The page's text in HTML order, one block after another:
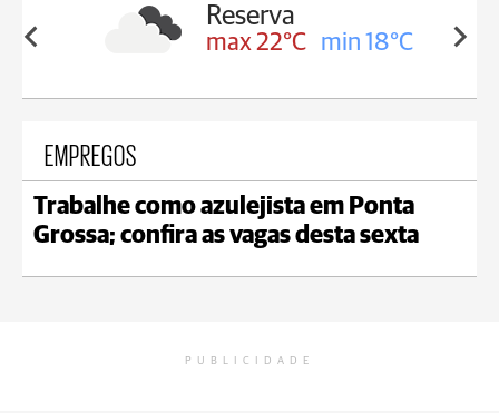
19°C
Reserva
max 22°C min 18°C
EMPREGOS
Trabalhe como azulejista em Ponta
Grossa; confira as vagas desta sexta
PUBLICIDADE